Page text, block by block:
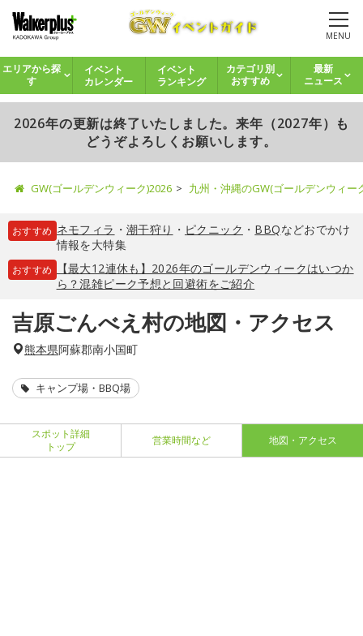
MENU
エリアから探
す
イベント
カレンダー
イベント
ランキング
カテゴリ別
おすすめ
最新
ニュース
2026年の更新は終了いたしました。来年（2027年）も
どうぞよろしくお願いします。
GW(ゴールデンウィーク)2026 九州・沖縄のGW(ゴールデンウィ
おすすめ ネモフィラ ・ 潮干狩り ・ ピクニック ・ BBQなどおでかけ
情報を大特集
おすすめ
【最大12連休も】2026年のゴールデンウィークはいつか
ら？混雑ピーク予想と回避術をご紹介
吉原ごんべえ村の地図・アクセス
熊本県阿蘇郡南小国町
キャンプ場・BBQ場
スポット詳細
トップ
営業時間など 地図・アクセス